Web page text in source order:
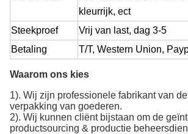
kleurrijk, ect
Steekproef
Vrij van last, dag 3-5
Betaling
T/T, Western Union,
Waarom ons kies
1). Wij zijn professionele fabrikant van
verpakking van goederen.
2). Wij kunnen cliënt bijstaan om de
productsourcing & productie